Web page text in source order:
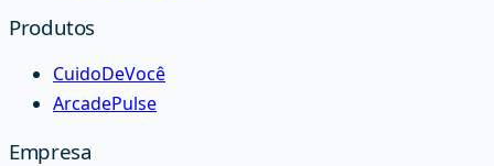
Produtos
CuidoDeVocê
ArcadePulse
Empresa